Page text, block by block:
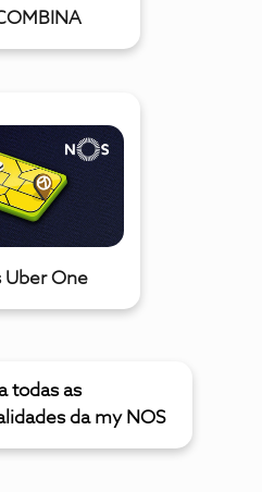
Uber One
todas as
da my NOS